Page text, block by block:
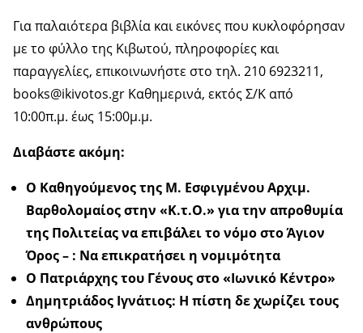
Για παλαιότερα βιβλία και εικόνες που κυκλοφόρησαν
με το φύλλο της Κιβωτού, πληροφορίες και
παραγγελίες, επικοινωνήστε στο τηλ. 210 6923211,
books@ikivotos.gr Καθημερινά, εκτός Σ/Κ από
10:00π.μ. έως 15:00μ.μ.
Διαβάστε ακόμη:
Ο Καθηγούμενος της Μ. Εσφιγμένου Αρχιμ.
Βαρθολομαίος στην «Κ.τ.Ο.» για την απροθυμία
της Πολιτείας να επιβάλει το νόμο στο Άγιον
Όρος – : Να επικρατήσει η νομιμότητα
Ο Πατριάρχης του Γένους στο «Ιωνικό Κέντρο»
Δημητριάδος Ιγνάτιος: Η πίστη δε χωρίζει τους
ανθρώπους